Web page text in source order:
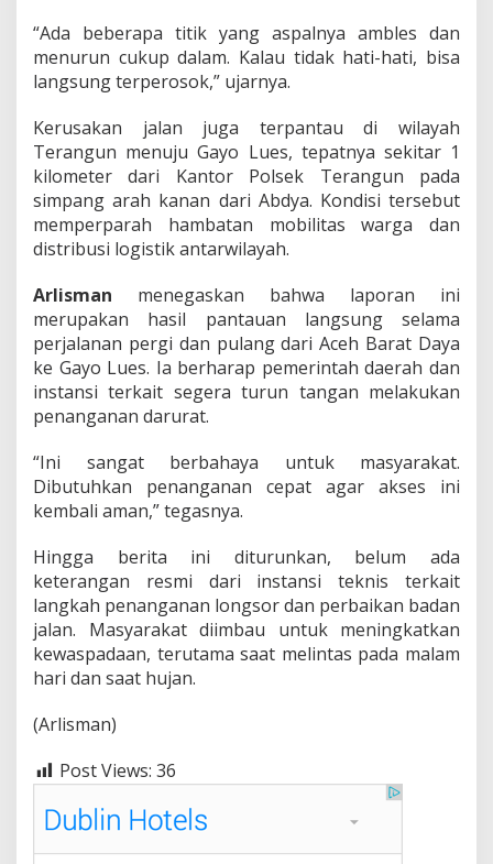
“Ada beberapa titik yang aspalnya ambles dan
menurun cukup dalam. Kalau tidak hati-hati, bisa
langsung terperosok,” ujarnya.
Kerusakan jalan juga terpantau di wilayah
Terangun menuju Gayo Lues, tepatnya sekitar 1
kilometer dari Kantor Polsek Terangun pada
simpang arah kanan dari Abdya. Kondisi tersebut
memperparah hambatan mobilitas warga dan
distribusi logistik antarwilayah.
Arlisman menegaskan bahwa laporan ini
merupakan hasil pantauan langsung selama
perjalanan pergi dan pulang dari Aceh Barat Daya
ke Gayo Lues. Ia berharap pemerintah daerah dan
instansi terkait segera turun tangan melakukan
penanganan darurat.
“Ini sangat berbahaya untuk masyarakat.
Dibutuhkan penanganan cepat agar akses ini
kembali aman,” tegasnya.
Hingga berita ini diturunkan, belum ada
keterangan resmi dari instansi teknis terkait
langkah penanganan longsor dan perbaikan badan
jalan. Masyarakat diimbau untuk meningkatkan
kewaspadaan, terutama saat melintas pada malam
hari dan saat hujan.
(Arlisman)
Post Views: 36